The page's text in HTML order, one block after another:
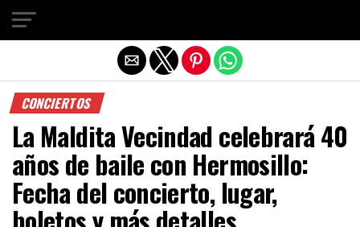
CONCIERTOS
La Maldita Vecindad celebrará 40
años de baile con Hermosillo:
Fecha del concierto, lugar,